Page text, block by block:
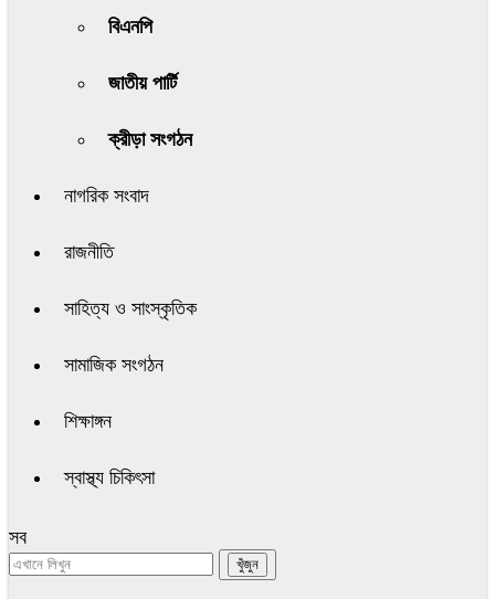
বিএনপি
জাতীয় পার্টি
ক্রীড়া সংগঠন
নাগরিক সংবাদ
রাজনীতি
সাহিত্য ও সাংস্কৃতিক
সামাজিক সংগঠন
শিক্ষাঙ্গন
স্বাস্থ্য চিকিৎসা
সব